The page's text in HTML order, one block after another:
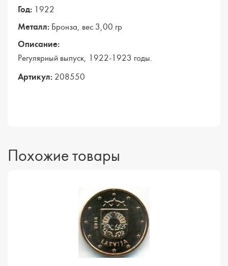
Год: 1922
Металл: Бронза, вес 3,00 гр
Описание:
Регулярный выпуск, 1922-1923 годы.
Артикул: 208550
Похожие товары